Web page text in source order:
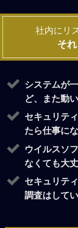
社内にリ
そ
システムが
ど、また動
セキュリテ
たら仕事に
ウイルスソ
なくても大
セキュリテ
調査はして